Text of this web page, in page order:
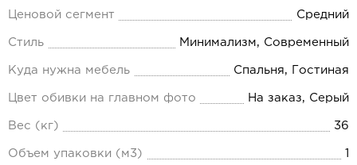
Ценовой сегмент Средний
Стиль Минимализм, Современный
Куда нужна мебель Спальня, Гостиная
Цвет обивки на главном фото На заказ, Серый
Вес (кг) 36
Объем упаковки (м3)